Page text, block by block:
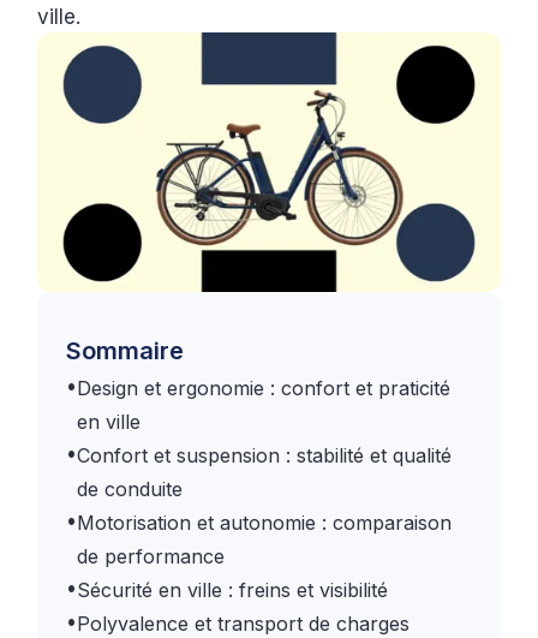
ville.
Sommaire
•Design et ergonomie : confort et praticité
en ville
•Confort et suspension : stabilité et qualité
de conduite
•Motorisation et autonomie : comparaison
de performance
•Sécurité en ville : freins et visibilité
•Polyvalence et transport de charges